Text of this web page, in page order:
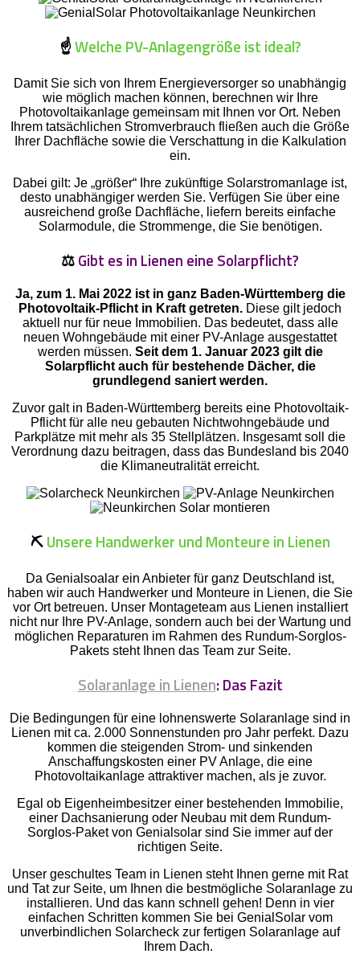
☝️Welche PV-Anlagengröße ist ideal?
Damit Sie sich von Ihrem Energieversorger so unabhängig
wie möglich machen können, berechnen wir Ihre
Photovoltaikanlage gemeinsam mit Ihnen vor Ort. Neben
Ihrem tatsächlichen Stromverbrauch fließen auch die Größe
Ihrer Dachfläche sowie die Verschattung in die Kalkulation
ein.
Dabei gilt: Je „größer“ Ihre zukünftige Solarstromanlage ist,
desto unabhängiger werden Sie. Verfügen Sie über eine
ausreichend große Dachfläche, liefern bereits einfache
Solarmodule, die Strommenge, die Sie benötigen.
⚖️Gibt es in Lienen eine Solarpflicht?
Ja, zum 1. Mai 2022 ist in ganz Baden-Württemberg die
Photovoltaik-Pflicht in Kraft getreten. Diese gilt jedoch
aktuell nur für neue Immobilien. Das bedeutet, dass alle
neuen Wohngebäude mit einer PV-Anlage ausgestattet
werden müssen. Seit dem 1. Januar 2023 gilt die
Solarpflicht auch für bestehende Dächer, die
grundlegend saniert werden.
Zuvor galt in Baden-Württemberg bereits eine Photovoltaik-
Pflicht für alle neu gebauten Nichtwohngebäude und
Parkplätze mit mehr als 35 Stellplätzen. Insgesamt soll die
Verordnung dazu beitragen, dass das Bundesland bis 2040
die Klimaneutralität erreicht.
⛏️Unsere Handwerker und Monteure in Lienen
Da Genialsoalar ein Anbieter für ganz Deutschland ist,
haben wir auch Handwerker und Monteure in Lienen, die Sie
vor Ort betreuen. Unser Montageteam aus Lienen installiert
nicht nur Ihre PV-Anlage, sondern auch bei der Wartung und
möglichen Reparaturen im Rahmen des Rundum-Sorglos-
Pakets steht Ihnen das Team zur Seite.
Solaranlage in Lienen: Das Fazit
Die Bedingungen für eine lohnenswerte Solaranlage sind in
Lienen mit ca. 2.000 Sonnenstunden pro Jahr perfekt. Dazu
kommen die steigenden Strom- und sinkenden
Anschaffungskosten einer PV Anlage, die eine
Photovoltaikanlage attraktiver machen, als je zuvor.
Egal ob Eigenheimbesitzer einer bestehenden Immobilie,
einer Dachsanierung oder Neubau mit dem Rundum-
Sorglos-Paket von Genialsolar sind Sie immer auf der
richtigen Seite.
Unser geschultes Team in Lienen steht Ihnen gerne mit Rat
und Tat zur Seite, um Ihnen die bestmögliche Solaranlage zu
installieren. Und das kann schnell gehen! Denn in vier
einfachen Schritten kommen Sie bei GenialSolar vom
unverbindlichen Solarcheck zur fertigen Solaranlage auf
Ihrem Dach.